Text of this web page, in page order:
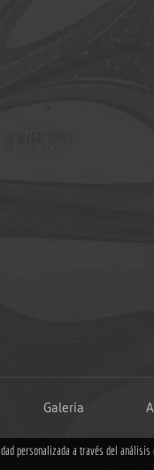
Galería
personalizada a través del análisis